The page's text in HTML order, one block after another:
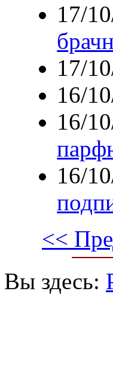
17/
17/
16/
16/
16/
<<
Вы здесь: